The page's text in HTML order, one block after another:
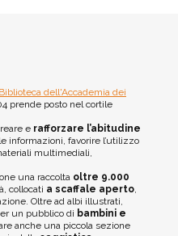
Biblioteca dell'Accademia dei
prende posto nel cortile
e rafforzare l’abitudine
informazioni, favorire l’utilizzo
multimediali,
una raccolta oltre 9.000
collocati a scaffale aperto,
Oltre ad albi illustrati,
un pubblico di bambini e
anche una piccola sezione